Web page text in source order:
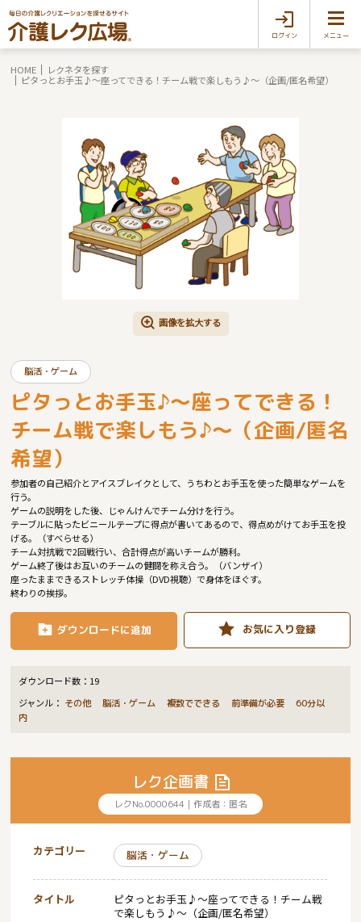
ログイン メニュー
HOME
レクネタを探す
ピタっとお手玉♪～座ってできる！チーム戦で楽しもう♪～（企画/匿名希望）
画像を拡大する
脳活・ゲーム
ピタっとお手玉♪～座ってできる！
チーム戦で楽しもう♪～（企画/匿名
希望）
参加者の自己紹介とアイスブレイクとして、うちわとお手玉を使った簡単なゲームを
行う。
ゲームの説明をした後、じゃんけんでチーム分けを行う。
テーブルに貼ったビニールテープに得点が書いてあるので、得点めがけてお手玉を投
げる。（すべらせる）
チーム対抗戦で2回戦行い、合計得点が高いチームが勝利。
ゲーム終了後はお互いのチームの健闘を称え合う。（バンザイ）
座ったままできるストレッチ体操（DVD視聴）で身体をほぐす。
終わりの挨拶。
ダウンロードに追加 お気に入り登録
ダウンロード数： 19
ジャンル： その他 脳活・ゲーム 複数でできる 前準備が必要 60分以
内
レク企画書
レクNo.0000644｜作成者：匿名
カテゴリー 脳活・ゲーム
タイトル
ピタっとお手玉♪～座ってできる！チーム戦
で楽しもう♪～（企画/匿名希望）